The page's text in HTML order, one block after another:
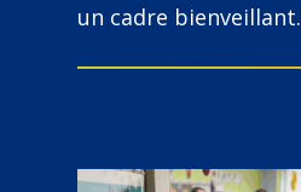
un cadre bienveillant.